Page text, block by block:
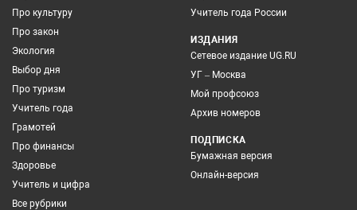
Про культуру
Про закон
Экология
Выбор дня
Про туризм
Учитель года
Грамотей
Про финансы
Здоровье
Учитель и цифра
Все рубрики
Учитель года России
ИЗДАНИЯ
Сетевое издание UG.RU
УГ – Москва
Мой профсоюз
Архив номеров
ПОДПИСКА
Бумажная версия
Онлайн-версия